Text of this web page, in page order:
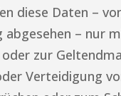
diese Daten –
abgesehen – nur
oder zur
Verteidigung